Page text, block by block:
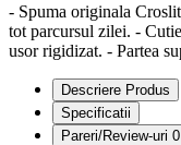
- Spuma originala
tot parcursul zilei. -
usor rigidizat. - Partea
Descriere Produs
Specificatii
Pareri/Review-uri 0